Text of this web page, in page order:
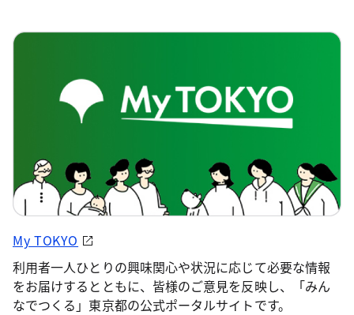
My TOKYO
利用者一人ひとりの興味関心や状況に応じて必要な情報
をお届けするとともに、皆様のご意見を反映し、「みん
なでつくる」東京都の公式ポータルサイトです。